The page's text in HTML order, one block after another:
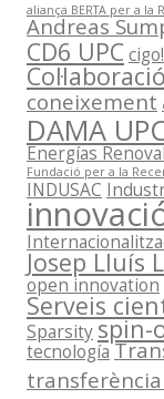
aliança BERTA per a la
Andreas
CD6 UPCcigo!
coneixement
DAMA
Energías
Fundació per a la
INDUSAC
Josep Lluís
open innovation
Serveis
Sparsityspin-
tecnología